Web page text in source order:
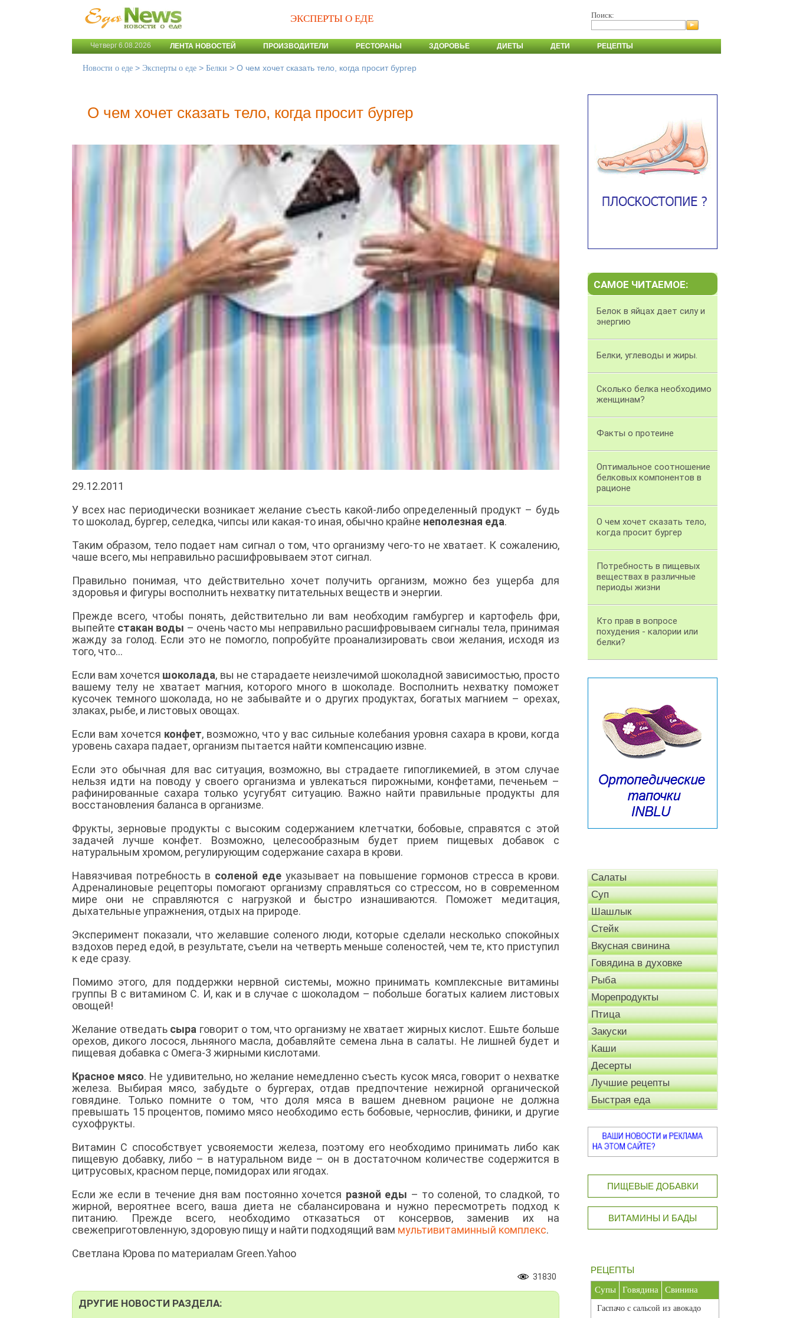
ЭКСПЕРТЫ О ЕДЕ Поиск:
Четверг 6.08.2026 ЛЕНТА НОВОСТЕЙ ПРОИЗВОДИТЕЛИ РЕСТОРАНЫ ЗДОРОВЬЕ ДИЕТЫ ДЕТИ РЕЦЕПТЫ
Новости о еде > Эксперты о еде > Белки > О чем хочет сказать тело, когда просит бургер
О чем хочет сказать тело, когда просит бургер
29.12.2011
У всех нас периодически возникает желание съесть какой-либо определенный продукт – будь
то шоколад, бургер, селедка, чипсы или какая-то иная, обычно крайне неполезная еда.
Таким образом, тело подает нам сигнал о том, что организму чего-то не хватает. К сожалению,
чаше всего, мы неправильно расшифровываем этот сигнал.
Правильно понимая, что действительно хочет получить организм, можно без ущерба для
здоровья и фигуры восполнить нехватку питательных веществ и энергии.
Прежде всего, чтобы понять, действительно ли вам необходим гамбургер и картофель фри,
выпейте стакан воды – очень часто мы неправильно расшифровываем сигналы тела, принимая
жажду за голод. Если это не помогло, попробуйте проанализировать свои желания, исходя из
того, что...
Если вам хочется шоколада, вы не старадаете неизлечимой шоколадной зависимостью, просто
вашему телу не хватает магния, которого много в шоколаде. Восполнить нехватку поможет
кусочек темного шоколада, но не забывайте и о других продуктах, богатых магнием – орехах,
злаках, рыбе, и листовых овощах.
Если вам хочется конфет, возможно, что у вас сильные колебания уровня сахара в крови, когда
уровень сахара падает, организм пытается найти компенсацию извне.
Если это обычная для вас ситуация, возможно, вы страдаете гипогликемией, в этом случае
нельзя идти на поводу у своего организма и увлекаться пирожными, конфетами, печеньем –
рафинированные сахара только усугубят ситуацию. Важно найти правильные продукты для
восстановления баланса в организме.
Фрукты, зерновые продукты с высоким содержанием клетчатки, бобовые, справятся с этой
задачей лучше конфет. Возможно, целесообразным будет прием пищевых добавок с
натуральным хромом, регулирующим содержание сахара в крови.
Навязчивая потребность в соленой едеуказывает на повышение гормонов стресса в крови.
Адреналиновые рецепторы помогают организму справляться со стрессом, но в современном
мире они не справляются с нагрузкой и быстро изнашиваются. Поможет медитация,
дыхательные упражнения, отдых на природе.
Эксперимент показали, что желавшие соленого люди, которые сделали несколько спокойных
вздохов перед едой, в результате, съели на четверть меньше соленостей, чем те, кто приступил
к еде сразу.
Помимо этого, для поддержки нервной системы, можно принимать комплексные витамины
группы В с витамином С. И, как и в случае с шоколадом – побольше богатых калием листовых
овощей!
Желание отведать сыра говорит о том, что организму не хватает жирных кислот. Ешьте больше
орехов, дикого лосося, льняного масла, добавляйте семена льна в салаты. Не лишней будет и
пищевая добавка с Омега-3 жирными кислотами.
Красное мясо. Не удивительно, но желание немедленно съесть кусок мяса, говорит о нехватке
железа. Выбирая мясо, забудьте о бургерах, отдав предпочтение нежирной органической
говядине. Только помните о том, что доля мяса в вашем дневном рационе не должна
превышать 15 процентов, помимо мясо необходимо есть бобовые, чернослив, финики, и другие
сухофрукты.
Витамин С способствует усвояемости железа, поэтому его необходимо принимать либо как
пищевую добавку, либо – в натуральном виде – он в достаточном количестве содержится в
цитрусовых, красном перце, помидорах или ягодах.
Если же если в течение дня вам постоянно хочется разной еды – то соленой, то сладкой, то
жирной, вероятнее всего, ваша диета не сбалансирована и нужно пересмотреть подход к
питанию. Прежде всего, необходимо отказаться от консервов, заменив их на
свежеприготовленную, здоровую пищу и найти подходящий вам мультивитаминный комплекс.
Светлана Юрова по материалам Green.Yahoo
31830
ДРУГИЕ НОВОСТИ РАЗДЕЛА:
САМОЕ ЧИТАЕМОЕ:
Белок в яйцах дает силу и
энергию
Белки, углеводы и жиры.
Сколько белка необходимо
женщинам?
Факты о протеине
Оптимальное соотношение
белковых компонентов в
рационе
О чем хочет сказать тело,
когда просит бургер
Потребность в пищевых
веществах в различные
периоды жизни
Кто прав в вопросе
похудения - калории или
белки?
Салаты
Суп
Шашлык
Стейк
Вкусная свинина
Говядина в духовке
Рыба
Морепродукты
Птица
Закуски
Каши
Десерты
Лучшие рецепты
Быстрая еда
ПИЩЕВЫЕ ДОБАВКИ
ВИТАМИНЫ И БАДЫ
РЕЦЕПТЫ
Супы Говядина Свинина
Гаспачо с сальсой из авокадо